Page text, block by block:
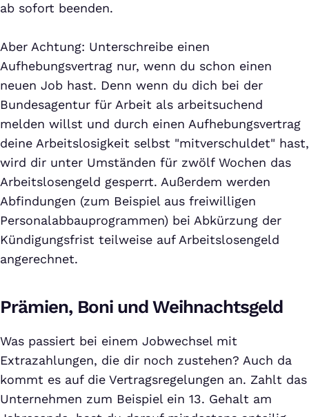
ab sofort beenden.
Aber Achtung: Unterschreibe einen
Aufhebungsvertrag nur, wenn du schon einen
neuen Job hast. Denn wenn du dich bei der
Bundesagentur für Arbeit als arbeitsuchend
melden willst und durch einen Aufhebungsvertrag
deine Arbeitslosigkeit selbst "mitverschuldet" hast,
wird dir unter Umständen für zwölf Wochen das
Arbeitslosengeld gesperrt. Außerdem werden
Abfindungen (zum Beispiel aus freiwilligen
Personalabbauprogrammen) bei Abkürzung der
Kündigungsfrist teilweise auf Arbeitslosengeld
angerechnet.
Prämien, Boni und Weihnachtsgeld
Was passiert bei einem Jobwechsel mit
Extrazahlungen, die dir noch zustehen? Auch da
kommt es auf die Vertragsregelungen an. Zahlt das
Unternehmen zum Beispiel ein 13. Gehalt am